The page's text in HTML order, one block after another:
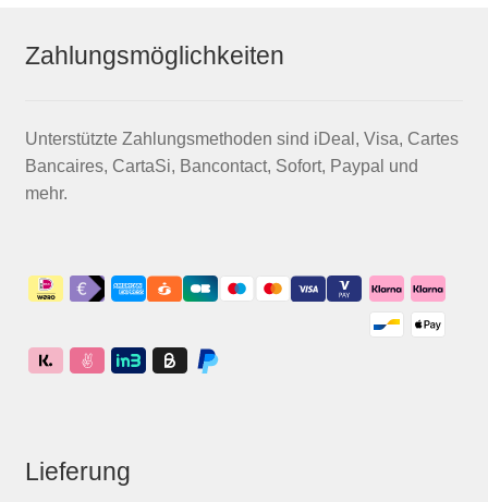
Zahlungsmöglichkeiten
Unterstützte Zahlungsmethoden sind iDeal, Visa, Cartes
Bancaires, CartaSi, Bancontact, Sofort, Paypal und
mehr.
Lieferung